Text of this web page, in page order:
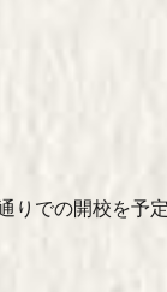
りでの開校を予